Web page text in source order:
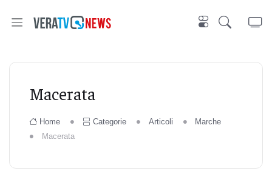
Macerata
Home Categorie Articoli
Marche
Macerata